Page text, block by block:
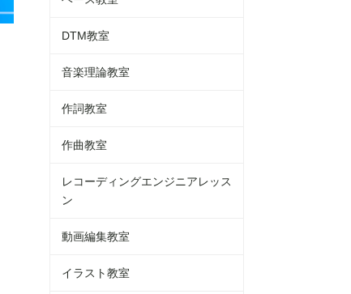
DTM教室
音楽理論教室
作詞教室
作曲教室
レコーディングエンジニアレッス
ン
動画編集教室
イラスト教室